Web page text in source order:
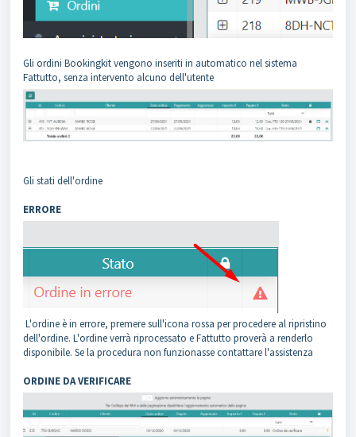
Gli ordini Bookingkit vengono inseriti in automatico nel sistema
Fattutto, senza intervento alcuno dell'utente
Gli stati dell'ordine
ERRORE
L'ordine è in errore, premere sull'icona rossa per procedere al ripristino
dell'ordine. L'ordine verrà riprocessato e Fattutto proverà a renderlo
disponibile. Se la procedura non funzionasse contattare l'assistenza
ORDINE DA VERIFICARE